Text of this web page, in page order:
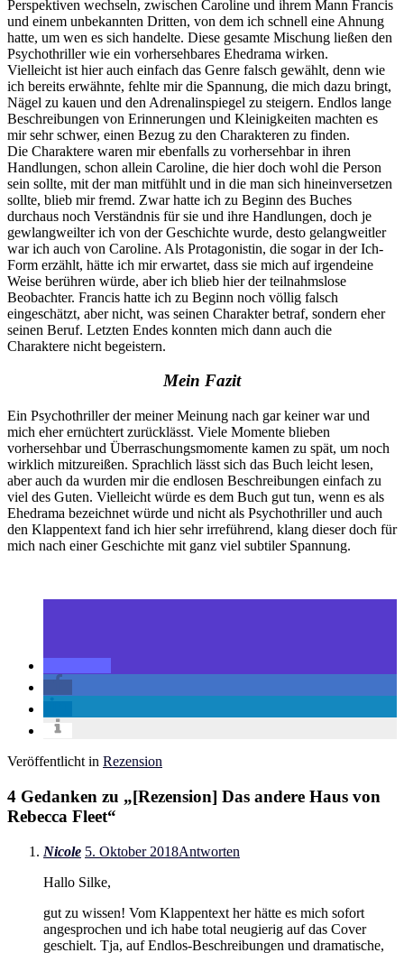
Perspektiven wechseln, zwischen Caroline und ihrem Mann Francis
und einem unbekannten Dritten, von dem ich schnell eine Ahnung
hatte, um wen es sich handelte. Diese gesamte Mischung ließen den
Psychothriller wie ein vorhersehbares Ehedrama wirken.
Vielleicht ist hier auch einfach das Genre falsch gewählt, denn wie
ich bereits erwähnte, fehlte mir die Spannung, die mich dazu bringt,
Nägel zu kauen und den Adrenalinspiegel zu steigern. Endlos lange
Beschreibungen von Erinnerungen und Kleinigkeiten machten es
mir sehr schwer, einen Bezug zu den Charakteren zu finden.
Die Charaktere waren mir ebenfalls zu vorhersehbar in ihren
Handlungen, schon allein Caroline, die hier doch wohl die Person
sein sollte, mit der man mitfühlt und in die man sich hineinversetzen
sollte, blieb mir fremd. Zwar hatte ich zu Beginn des Buches
durchaus noch Verständnis für sie und ihre Handlungen, doch je
gewlangweilter ich von der Geschichte wurde, desto gelangweitler
war ich auch von Caroline. Als Protagonistin, die sogar in der Ich-
Form erzählt, hätte ich mir erwartet, dass sie mich auf irgendeine
Weise berühren würde, aber ich blieb hier der teilnahmslose
Beobachter. Francis hatte ich zu Beginn noch völlig falsch
eingeschätzt, aber nicht, was seinen Charakter betraf, sondern eher
seinen Beruf. Letzten Endes konnten mich dann auch die
Charaktere nicht begeistern.
Mein Fazit
Ein Psychothriller der meiner Meinung nach gar keiner war und
mich eher ernüchtert zurücklässt. Viele Momente blieben
vorhersehbar und Überraschungsmomente kamen zu spät, um noch
wirklich mitzureißen. Sprachlich lässt sich das Buch leicht lesen,
aber auch da wurden mir die endlosen Beschreibungen einfach zu
viel des Guten. Vielleicht würde es dem Buch gut tun, wenn es als
Ehedrama bezeichnet würde und nicht als Psychothriller und auch
den Klappentext fand ich hier sehr irreführend, klang dieser doch für
mich nach einer Geschichte mit ganz viel subtiler Spannung.
Veröffentlicht in Rezension
4 Gedanken zu „[Rezension] Das andere Haus von
Rebecca Fleet“
Nicole 5. Oktober 2018Antworten
Hallo Silke,
gut zu wissen! Vom Klappentext her hätte es mich sofort
angesprochen und ich habe total neugierig auf das Cover
geschielt. Tja, auf Endlos-Beschreibungen und dramatische,